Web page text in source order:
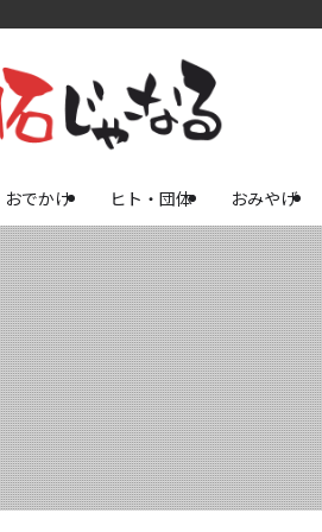
おでかけ ヒト・団体 おみやげ